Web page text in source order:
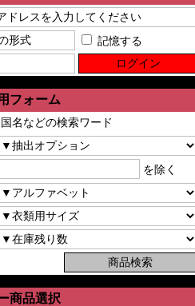
記憶する
フォーム
名などの検索ワード
を除く
商品選択